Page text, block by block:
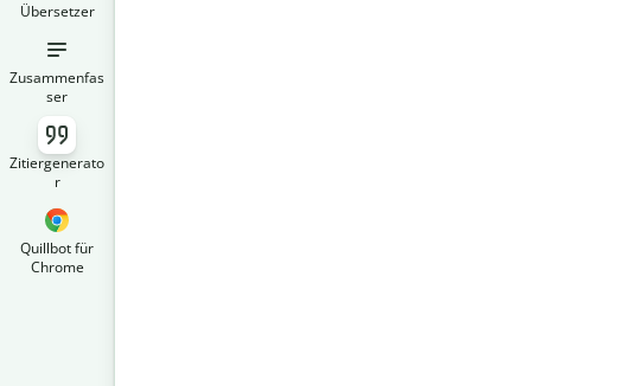
Übersetzer
Zusammenfas
ser
Zitiergenerato
r
Quillbot für
Chrome